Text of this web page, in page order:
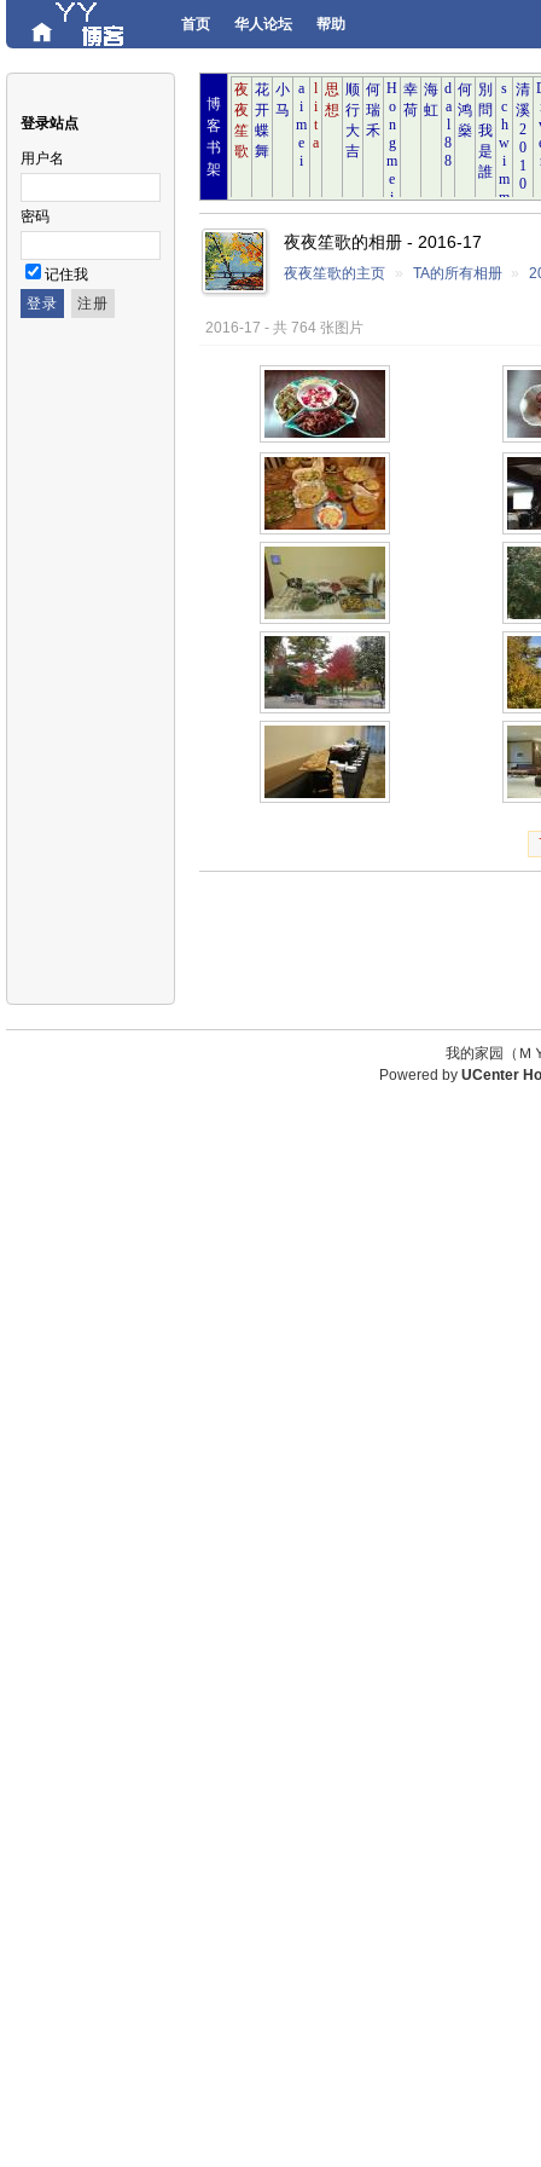
首页 华人论坛 帮助
登录站点
用户名
密码
记住我
博
客
书
架
夜夜笙歌的相册 - 2016-17
夜夜笙歌的主页 » TA的所有相册 »
2016-17 - 共 764 张图片
我的家园（
Powered by UCenter